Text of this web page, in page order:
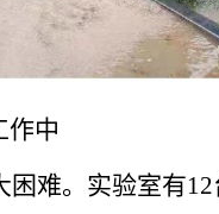
作中
难。实验室有12